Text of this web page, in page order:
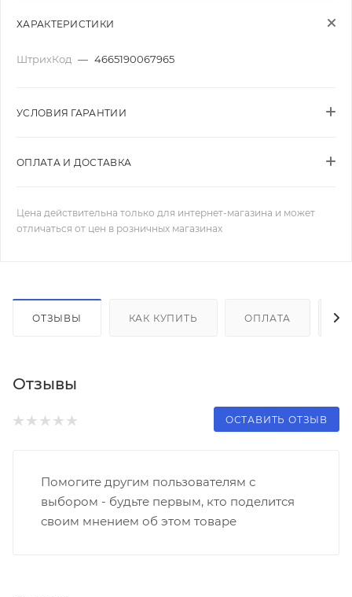
ХАРАКТЕРИСТИКИ
ШтрихКод — 4665190067965
УСЛОВИЯ ГАРАНТИИ
ОПЛАТА И ДОСТАВКА
Цена действительна только для интернет-магазина и может
отличаться от цен в розничных магазинах
ОТЗЫВЫ КАК КУПИТЬ ОПЛАТА
Отзывы
ОСТАВИТЬ ОТЗЫВ
Помогите другим пользователям с
выбором - будьте первым, кто поделится
своим мнением об этом товаре